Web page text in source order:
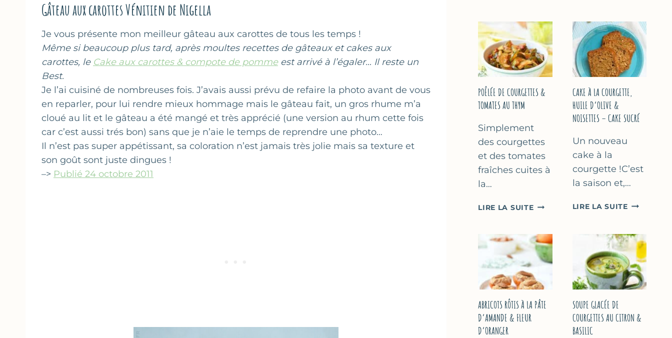
Gâteau aux carottes Vénitien de Nigella
Je vous présente mon meilleur gâteau aux carottes de tous les temps !
Même si beaucoup plus tard, après moultes recettes de gâteaux et cakes aux
carottes, le Cake aux carottes & compote de pommeest arrivé à l’égaler… Il reste un
Best.
Je l’ai cuisiné de nombreuses fois. J’avais aussi prévu de refaire la photo avant de vous
en reparler, pour lui rendre mieux hommage mais le gâteau fait, un gros rhume m’a
cloué au lit et le gâteau a été mangé et très apprécié (une version au rhum cette fois
car c’est aussi trés bon) sans que je n’aie le temps de reprendre une photo…
Il n’est pas super appétissant, sa coloration n’est jamais très jolie mais sa texture et
son goût sont juste dingues !
–> Publié 24 octobre 2011
À
LA
COURGETTE…
FROMAGE
BLANC
(SANS
POÊLÉE DE COURGETTES &
TOMATES AU THYM
Simplement
des courgettes
et des tomates
fraîches cuites à
la…
LIRE LA SUITEPOÊLÉE
&
TOMATES
AU
THYM
CAKE À LA COURGETTE,
HUILE D’OLIVE &
NOISETTES – CAKE SUCRÉ
Un nouveau
cake à la
courgette !C’est
la saison et,…
LIRE LA SUITECAKE
HUILE
D’OLIVE
&
NOISETTES
SUCRÉ
ABRICOTS RÔTIS À LA PÂTE
D’AMANDE & FLEUR
D’ORANGER
SOUPE GLACÉE DE
COURGETTES AU CITRON &
BASILIC